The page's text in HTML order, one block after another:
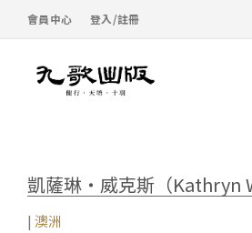
會員中心 登入/註冊
凱薩琳・威克斯（Kathryn
| 澳洲